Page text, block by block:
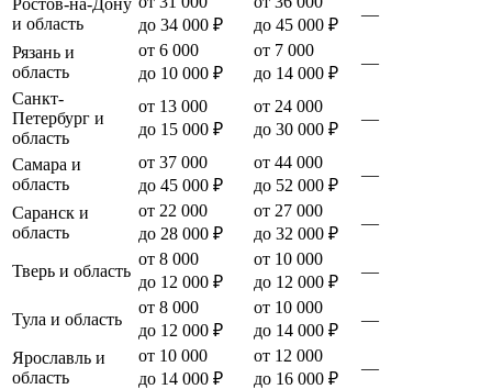
и область
до 34 000 ₽
до 45 000 ₽
—
Рязань и
область
от 6 000
до 10 000 ₽
от 7 000
до 14 000 ₽
—
Санкт-
Петербург и
область
от 13 000
до 15 000 ₽
от 24 000
до 30 000 ₽
—
Самара и
область
от 37 000
до 45 000 ₽
от 44 000
до 52 000 ₽
—
Саранск и
область
от 22 000
до 28 000 ₽
от 27 000
до 32 000 ₽
—
Тверь и область
от 8 000
до 12 000 ₽
от 10 000
до 12 000 ₽
—
Тула и область
от 8 000
до 12 000 ₽
от 10 000
до 14 000 ₽
—
Ярославль и
область
от 10 000
до 14 000 ₽
от 12 000
до 16 000 ₽
—